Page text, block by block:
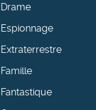
Drame
Espionnage
Extraterrestre
Famille
Fantastique